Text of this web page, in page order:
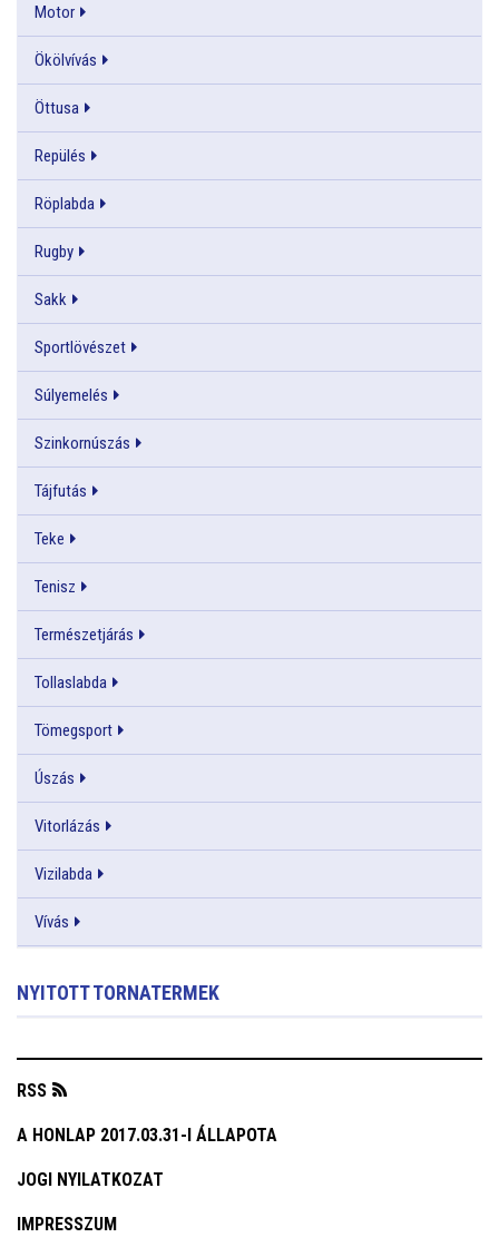
Motor
Ökölvívás
Öttusa
Repülés
Röplabda
Rugby
Sakk
Sportlövészet
Súlyemelés
Szinkornúszás
Tájfutás
Teke
Tenisz
Természetjárás
Tollaslabda
Tömegsport
Úszás
Vitorlázás
Vizilabda
Vívás
NYITOTT TORNATERMEK
RSS
A HONLAP 2017.03.31-I ÁLLAPOTA
JOGI NYILATKOZAT
IMPRESSZUM